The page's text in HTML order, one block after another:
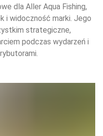
dla Aller Aqua Fishing,
i widoczność marki. Jego
strategiczne,
podczas wydarzeń i